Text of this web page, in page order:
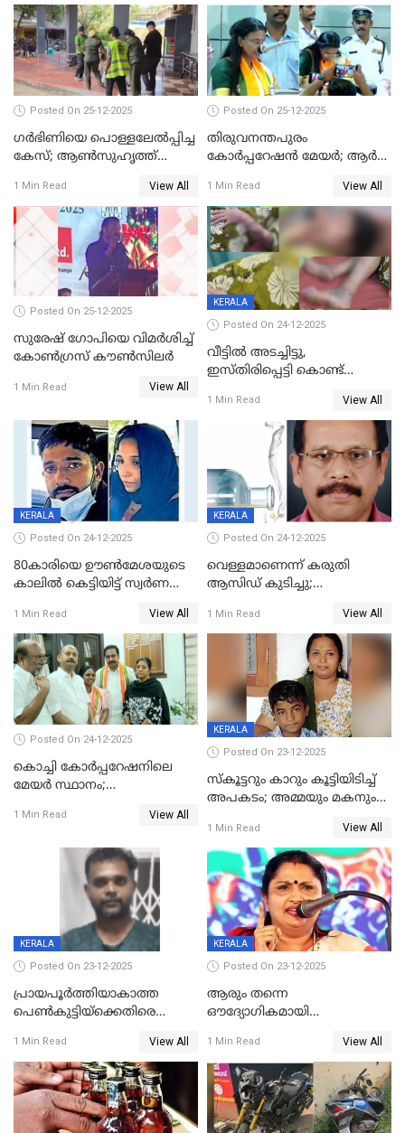
Posted On 25-12-2025
ഗര്‍ഭിണിയെ പൊള്ളലേല്‍പ്പിച്ച
കേസ്; ആണ്‍സുഹൃത്ത്
1 Min Read View All
Posted On 25-12-2025
തിരുവനന്തപുരം
കോര്‍പ്പറേഷന്‍ മേയർ; ആര്‍
1 Min Read View All
Posted On 25-12-2025
സുരേഷ് ഗോപിയെ വിമര്‍ശിച്ച്
കോണ്‍ഗ്രസ് കൗണ്‍സിലര്‍
1 Min Read View All
KERALA
Posted On 24-12-2025
വീട്ടിൽ അടച്ചിട്ടു,
ഇസ്തിരിപ്പെട്ടി കൊണ്ട്
ഗർഭിണിയായ യുവതിക്ക് ക്രൂര
1 Min Read View All
KERALA
Posted On 24-12-2025
80കാരിയെ ഊൺമേശയുടെ
കാലിൽ കെട്ടിയിട്ട് സ്വർണവും
കൊച്ചുമകനും സുഹൃത്തും
അറസ്റ്റിൽ
1 Min Read View All
KERALA
Posted On 24-12-2025
വെള്ളമാണെന്ന് കരുതി
ആസിഡ് കുടിച്ചു;
മരിച്ചു
1 Min Read View All
Posted On 24-12-2025
കൊച്ചി കോര്‍പ്പറേഷനിലെ
മേയര്‍ സ്ഥാനം;
രൂക്ഷം
1 Min Read View All
KERALA
Posted On 23-12-2025
സ്കൂട്ടറും കാറും കൂട്ടിയിടിച്ച്
അപകടം; അമ്മയും മകനും
ഗുരുതരാവസ്ഥയിൽ
1 Min Read View All
KERALA
Posted On 23-12-2025
പ്രായപൂർത്തിയാകാത്ത
പെൺകുട്ടിയ്ക്കെതിരെ
59 വർഷം തടവും 90,൦൦൦ രൂപ
പിഴയും ശിക്ഷ
1 Min Read View All
KERALA
Posted On 23-12-2025
ആരും തന്നെ
ഔദ്യോഗികമായി
കണ്ടെത്താൻ ഇന്ന് കോർ
കമ്മിറ്റി കൂടിയില്ല';
അതൃപ്തിയുമായി ദീപ്തി മേരി
വർഗീസ്
1 Min Read View All